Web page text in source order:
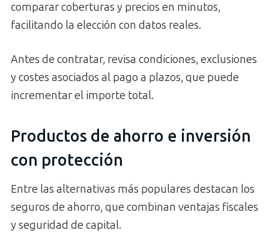
comparar coberturas y precios en minutos,
facilitando la elección con datos reales.
Antes de contratar, revisa condiciones, exclusiones
y costes asociados al pago a plazos, que puede
incrementar el importe total.
Productos de ahorro e inversión
con protección
Entre las alternativas más populares destacan los
seguros de ahorro, que combinan ventajas fiscales
y seguridad de capital.